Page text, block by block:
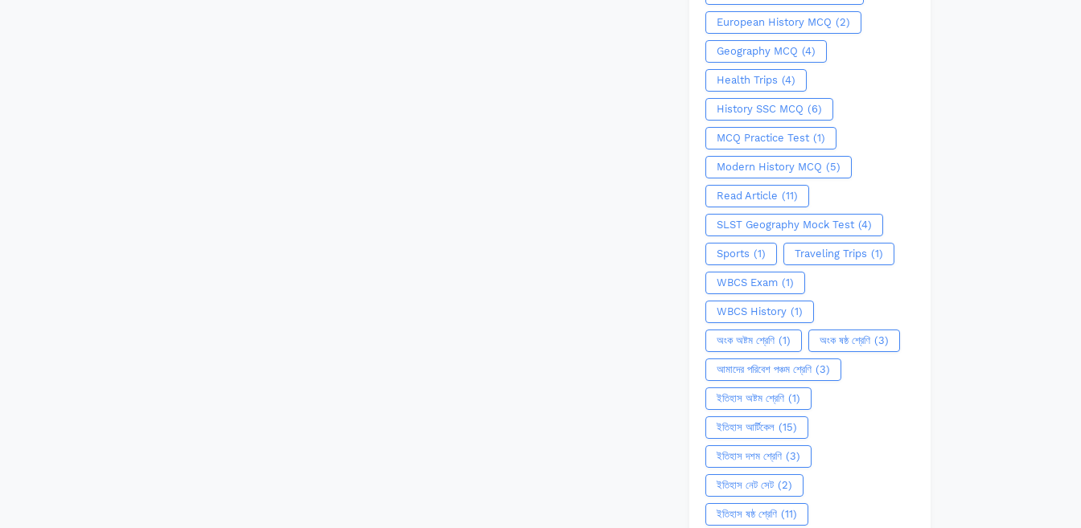
European History MCQ (2)
Geography MCQ (4)
Health Trips (4)
History SSC MCQ (6)
MCQ Practice Test (1)
Modern History MCQ (5)
Read Article (11)
SLST Geography Mock Test (4)
Sports (1) Traveling Trips (1)
WBCS Exam (1)
WBCS History (1)
অংক অষ্টম শ্রেণি (1) অংক ষষ্ঠ শ্রেণি (3)
আমাদের পরিবেশ পঞ্চম শ্রেণি (3)
ইতিহাস অষ্টম শ্রেণি (1)
ইতিহাস আর্টিকেল (15)
ইতিহাস দশম শ্রেণি (3)
ইতিহাস নেট সেট (2)
ইতিহাস ষষ্ঠ শ্রেণি (11)